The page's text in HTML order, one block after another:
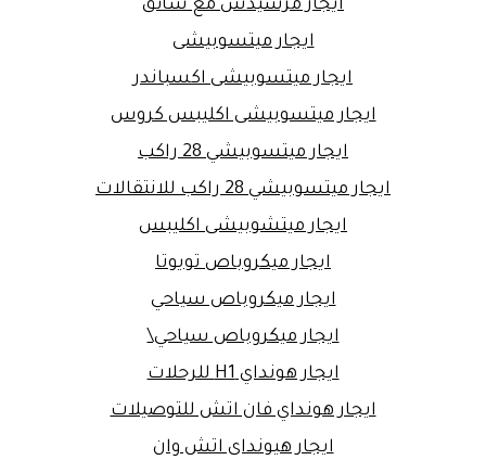
ايجار مرسيدس مع سائق
ايجار ميتسوبيشى
ايجار ميتسوبيشى اكسباندر
ايجار ميتسوبيشى اكليبس كروس
ايجار ميتسوبيشي 28 راكب
ايجار ميتسوبيشي 28 راكب للانتقالات
ايجار ميتشوبيشى اكليبس
ايجار ميكروباص تويوتا
ايجار ميكروباص سياحي
ايجار ميكروباص سياحي\
ايجار هونداي H1 للرحلات
ايجار هونداي فان اتش للتوصيلات
ايجار هيونداى اتش وان